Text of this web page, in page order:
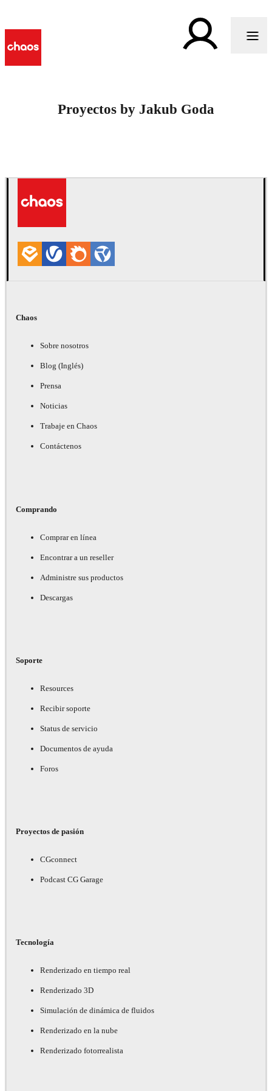
Proyectos by Jakub Goda
Chaos
Sobre nosotros
Blog (Inglés)
Prensa
Noticias
Trabaje en Chaos
Contáctenos
Comprando
Comprar en línea
Encontrar a un reseller
Administre sus productos
Descargas
Soporte
Resources
Recibir soporte
Status de servicio
Documentos de ayuda
Foros
Proyectos de pasión
CGconnect
Podcast CG Garage
Tecnología
Renderizado en tiempo real
Renderizado 3D
Simulación de dinámica de fluidos
Renderizado en la nube
Renderizado fotorrealista